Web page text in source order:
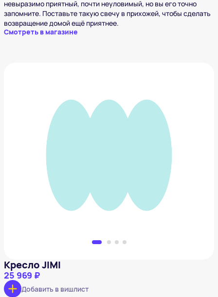
невыразимо приятный, почти неуловимый, но вы его точно
запомните. Поставьте такую свечу в прихожей, чтобы сделать
возвращение домой ещё приятнее.
Смотреть в магазине
Кресло JIMI
25 969 ₽
Добавить в вишлист